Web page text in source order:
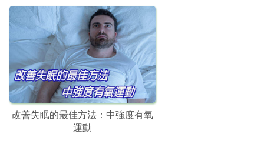
改善失眠的最佳方法：中強度有氧
運動